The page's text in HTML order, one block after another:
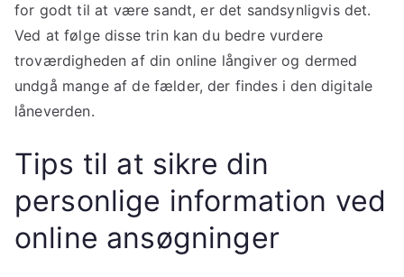
for godt til at være sandt, er det sandsynligvis det.
Ved at følge disse trin kan du bedre vurdere
troværdigheden af din online långiver og dermed
undgå mange af de fælder, der findes i den digitale
låneverden.
Tips til at sikre din
personlige information ved
online ansøgninger